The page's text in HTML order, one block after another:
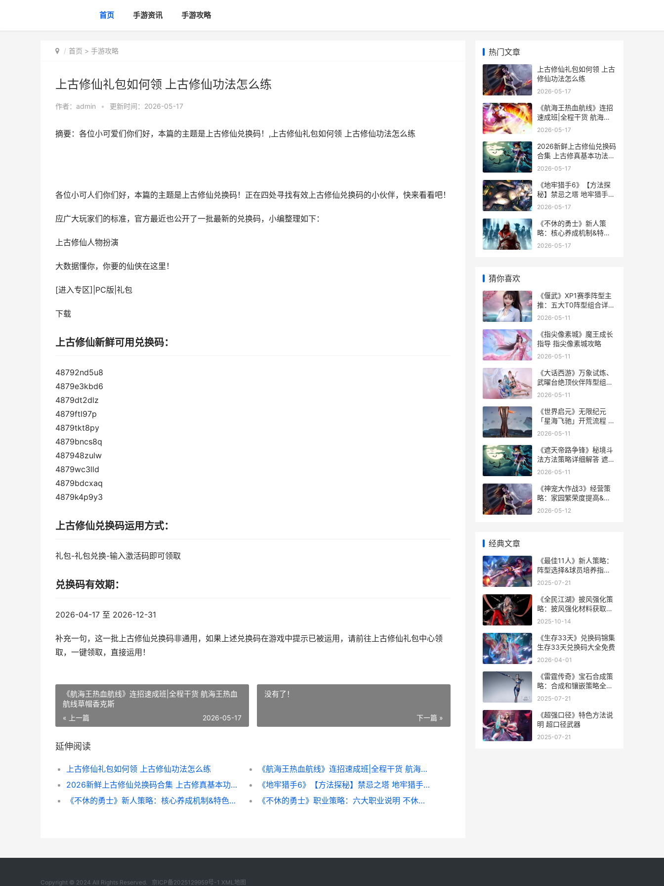
首页 手游资讯 手游攻略
首页 > 手游攻略
上古修仙礼包如何领 上古修仙功法怎么练
作者： admin • 更新时间：2026-05-17
摘要：各位小可爱们你们好，本篇的主题是上古修仙兑换码！,上古修仙礼包如何领 上古修仙功法怎么练
各位小可人们你们好，本篇的主题是上古修仙兑换码！正在四处寻找有效上古修仙兑换码的小伙伴，快来看看吧！
应广大玩家们的标准，官方最近也公开了一批最新的兑换码，小编整理如下：
上古修仙人物扮演
大数据懂你，你要的仙侠在这里！
[进入专区] PC版 礼包
下载
上古修仙新鲜可用兑换码：
48792nd5u8
4879e3kbd6
4879dt2dlz
4879ftl97p
4879tkt8py
4879bncs8q
487948zulw
4879wc3lld
4879bdcxaq
4879k4p9y3
上古修仙兑换码运用方式：
礼包-礼包兑换-输入激活码即可领取
兑换码有效期：
2026-04-17 至 2026-12-31
补充一句，这一批上古修仙兑换码非通用，如果上述兑换码在游戏中提示已被运用，请前往上古修仙礼包中心领
取，一键领取，直接运用！
《航海王热血航线》连招速成班|全程干货 航海王热血
航线草帽香克斯
« 上一篇 2026-05-17
没有了！
下一篇 »
延伸阅读
上古修仙礼包如何领 上古修仙功法怎么练
《航海王热血航线》连招速成班|全程干货 航海王热血航线草帽香克斯
2026新鲜上古修仙兑换码合集 上古修真基本功法十八则
《地牢猎手6》【方法探秘】禁忌之塔 地牢猎手5视频解说
《不休的勇士》新人策略：核心养成机制&特色方法说明 不休的音苻下载
《不休的勇士》职业策略：六大职业说明 不休勇者
热门文章
上古修仙礼包如何领 上古
修仙功法怎么练
2026-05-17
《航海王热血航线》连招
速成班|全程干货 航海王
热血航线草帽香克斯
2026-05-17
2026新鲜上古修仙兑换码
合集 上古修真基本功法十
八则
2026-05-17
《地牢猎手6》【方法探
秘】禁忌之塔 地牢猎手5
视频解说
2026-05-17
《不休的勇士》新人策
略：核心养成机制&特色
方法说明 不休的音苻下载
2026-05-17
猜你喜欢
《偃武》XP1赛季阵型主
推：五大T0阵型组合详细
解答 偃武櫜兵
2026-05-11
《指尖像素城》魔王成长
指导 指尖像素城攻略
2026-05-11
《大话西游》万象试炼、
武曜台绝顶伙伴阵型组合
《大话西游》万妖女王张
2026-05-11
《世界启元》无限纪元
「星海飞驰」开荒流程 启
元世界ceo
2026-05-11
《遮天帝路争锋》秘境斗
法方法策略详细解答 遮天
帝路争锋今日开启公测
2026-05-11
《神宠大作战3》经营策
略：家园繁荣度提高&建
造策略 神宠大作战2礼包
2026-05-12
经典文章
《最佳11人》新人策略：
阵型选择&球员培养指导
最佳11人吧
2025-07-21
《全民江湖》披风强化策
略：披风强化材料获取&
强化诀窍同享
2025-10-14
《生存33天》兑换码锦集
生存33天兑换码大全免费
2026-04-01
《雷霆传奇》宝石合成策
略：合成和镶嵌策略全解
析 《雷霆传奇》宝箱在哪
2025-07-21
《超强口径》特色方法说
明 超口径武器
2025-07-21
Copyright © 2024 All Rights Reserved. 京ICP备2025129959号-1 XML地图